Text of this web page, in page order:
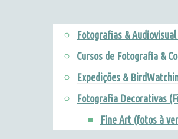
Fotografias &
Cursos de Fotografia &
Expedições &
Fotografia Decorativas
Fine Art (fotos à